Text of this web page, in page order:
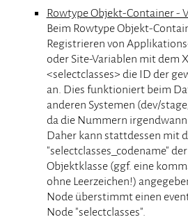
Rowtype Objekt-Container -
Beim Rowtype Objekt-
Registrieren von
oder Site-Variablen mit dem
<selectclasses> die ID der
an. Dies funktioniert beim
anderen Systemen (dev/
da die Nummern
Daher kann stattdessen mit
"selectclasses_codename"
Objektklasse (ggf. eine
ohne Leerzeichen!)
Node überstimmt einen
Node "selectclasses".